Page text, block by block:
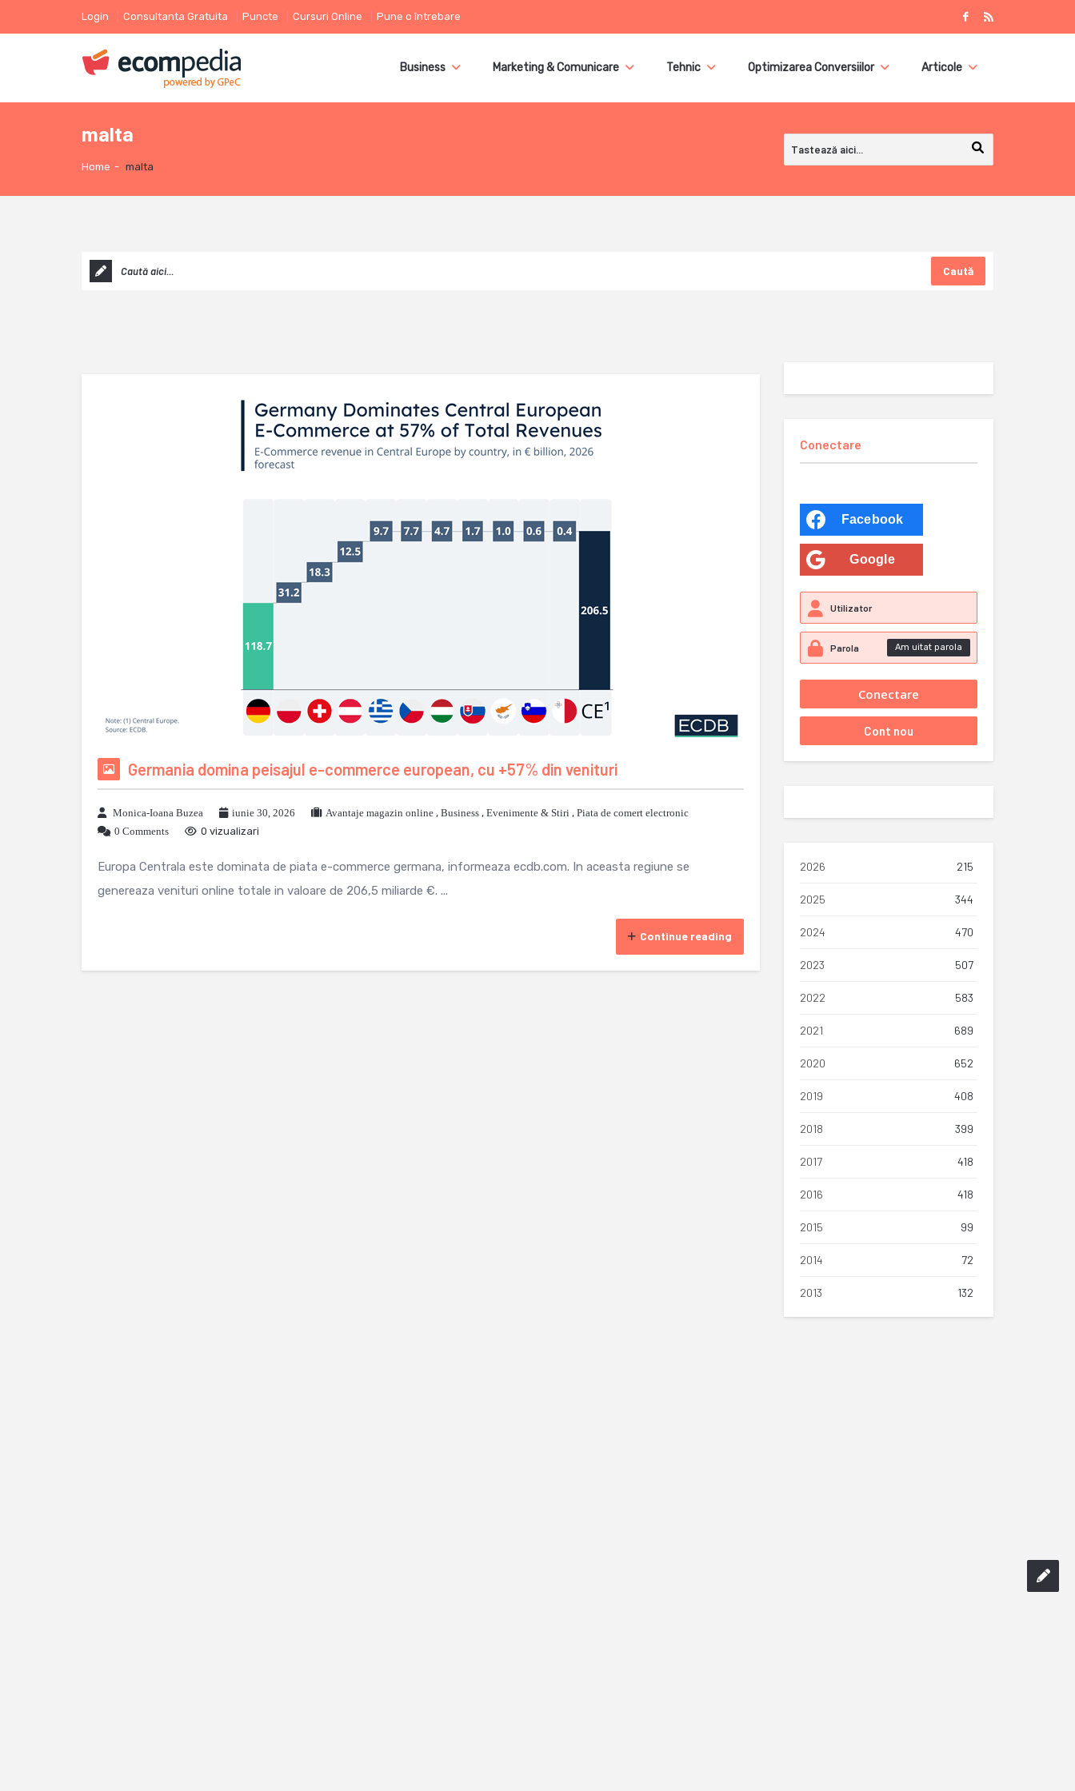
Login Consultanta Gratuita Puncte Cursuri Online Pune o întrebare
Business Marketing & Comunicare Tehnic Optimizarea Conversiilor Articole
malta
Home - malta
Caută
Germania domina peisajul e-commerce european, cu +57% din venituri
Monica-Ioana Buzea iunie 30, 2026 Avantaje magazin online , Business , Evenimente & Stiri , Piata de comert electronic
0 Comments
0 vizualizari
Europa Centrala este dominata de piata e-commerce germana, informeaza ecdb.com. In aceasta regiune se
genereaza venituri online totale in valoare de 206,5 miliarde €. ...
Continue reading
Conectare
Facebook
Google
Am uitat parola
2026 215
2025 344
2024 470
2023 507
2022 583
2021 689
2020 652
2019 408
2018 399
2017 418
2016 418
2015 99
2014 72
2013 132